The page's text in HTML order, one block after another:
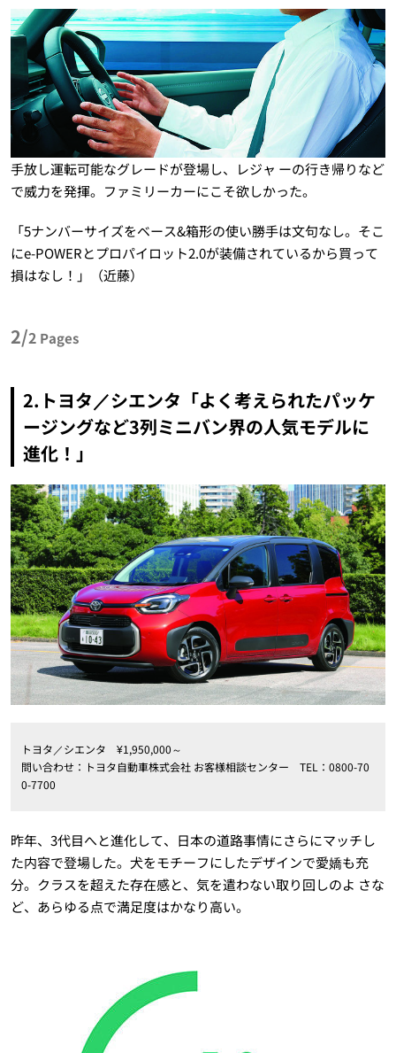
手放し運転可能なグレードが登場し、レジャ ーの行き帰りなど
で威力を発揮。ファミリーカーにこそ欲しかった。
「5ナンバーサイズをベース&箱形の使い勝手は文句なし。そこ
にe-POWERとプロパイロット2.0が装備されているから買って
損はなし！」（近藤）
2/2 Pages
2.トヨタ／シエンタ「よく考えられたパッケ
ージングなど3列ミニバン界の人気モデルに
進化！」
トヨタ／シエンタ ¥1,950,000～
問い合わせ：トヨタ自動車株式会社 お客様相談センター TEL：0800-70
0-7700
昨年、3代目へと進化して、日本の道路事情にさらにマッチし
た内容で登場した。犬をモチーフにしたデザインで愛嬌も充
分。クラスを超えた存在感と、気を遣わない取り回しのよ さな
ど、あらゆる点で満足度はかなり高い。